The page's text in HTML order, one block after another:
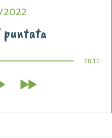
puntata
28:10